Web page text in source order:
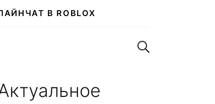
ЧАТ В ROBLOX
Поиск по сайту